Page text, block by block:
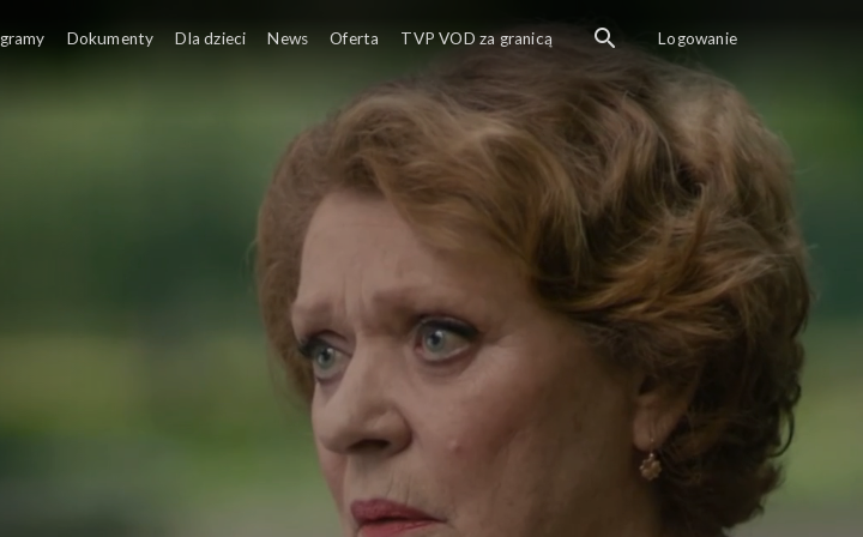
Dokumenty Dla dzieci News Oferta TVP VOD za granicą Logowanie